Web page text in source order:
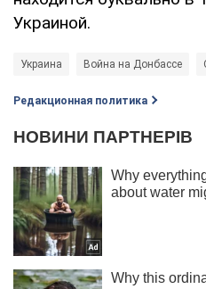
Украиной.
Украина Война на Донбассе
Редакционная политика